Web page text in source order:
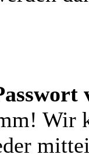
Wir